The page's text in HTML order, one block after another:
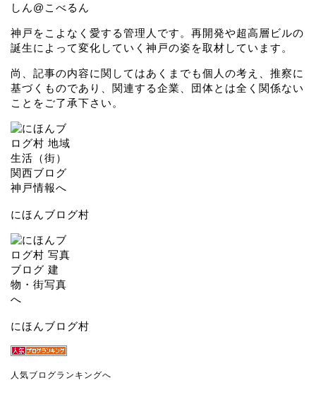
しん@こべるん
神戸をこよなく愛する管理人です。再開発や超高層ビルの
誕生によって変化していく神戸の姿を取材しています。
尚、記事の内容に関してはあくまでも個人の考え、推察に
基づくものであり、関連する企業、団体とは全く関係ない
ことをご了承下さい。
にほんブログ村
にほんブログ村
人気ブログランキングへ